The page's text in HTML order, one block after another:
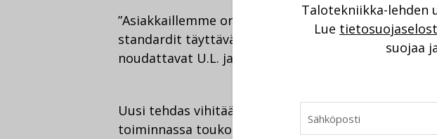
”Asiakkaillemme on tärkeää, että he saavat meiltä
standardit täyttävää teknologiaa. Amerikan
noudattavat U.L. ja E.T.L. -standardeja”, Meredith
Uusi tehdas vihitään käyttöön 16.5.2019 ja sen on
toiminnassa toukokuun loppuun mennessä.
Talotekniikka-lehden
Lue
suojaa